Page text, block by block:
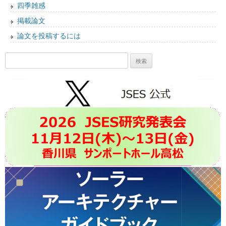
四季雑感
掲載論文
論文を投稿するには
索: